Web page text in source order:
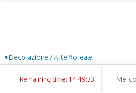
Decorazione / Arte floreale.
Remaining time: 14:49:32